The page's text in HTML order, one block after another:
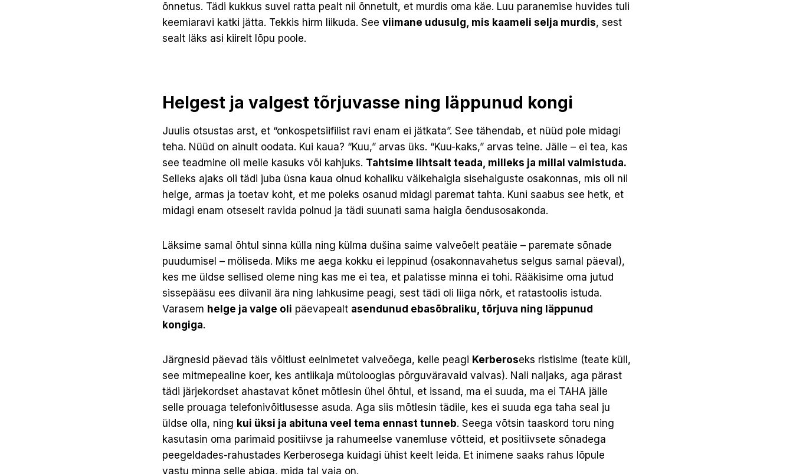
õnnetus. Tädi kukkus suvel ratta pealt nii õnnetult, et murdis oma käe. Luu paranemise huvides tuli
keemiaravi katki jätta. Tekkis hirm liikuda. See viimane udusulg, mis kaameli selja murdis, sest
sealt läks asi kiirelt lõpu poole.
Helgest ja valgest tõrjuvasse ning läppunud kongi
Juulis otsustas arst, et “onkospetsiifilist ravi enam ei jätkata”. See tähendab, et nüüd pole midagi
teha. Nüüd on ainult oodata. Kui kaua? “Kuu,” arvas üks. “Kuu-kaks,” arvas teine. Jälle – ei tea, kas
see teadmine oli meile kasuks või kahjuks. Tahtsime lihtsalt teada, milleks ja millal valmistuda.
Selleks ajaks oli tädi juba üsna kaua olnud kohaliku väikehaigla sisehaiguste osakonnas, mis oli nii
helge, armas ja toetav koht, et me poleks osanud midagi paremat tahta. Kuni saabus see hetk, et
midagi enam otseselt ravida polnud ja tädi suunati sama haigla õendusosakonda.
Läksime samal õhtul sinna külla ning külma dušina saime valveõelt peatäie – paremate sõnade
puudumisel – möliseda. Miks me aega kokku ei leppinud (osakonnavahetus selgus samal päeval),
kes me üldse sellised oleme ning kas me ei tea, et palatisse minna ei tohi. Rääkisime oma jutud
sissepääsu ees diivanil ära ning lahkusime peagi, sest tädi oli liiga nõrk, et ratastoolis istuda.
Varasem helge ja valge oli päevapealt asendunud ebasõbraliku, tõrjuva ning läppunud
kongiga.
Järgnesid päevad täis võitlust eelnimetet valveõega, kelle peagi Kerberoseks ristisime (teate küll,
see mitmepealine koer, kes antiikaja mütoloogias põrguväravaid valvas). Nali naljaks, aga pärast
tädi järjekordset ahastavat kõnet mõtlesin ühel õhtul, et issand, ma ei suuda, ma ei TAHA jälle
selle prouaga telefonivõitlusesse asuda. Aga siis mõtlesin tädile, kes ei suuda ega taha seal ju
üldse olla, ning kui üksi ja abituna veel tema ennast tunneb. Seega võtsin taaskord toru ning
kasutasin oma parimaid positiivse ja rahumeelse vanemluse võtteid, et positiivsete sõnadega
peegeldades-rahustades Kerberosega kuidagi ühist keelt leida. Et inimene saaks rahus lõpule
vastu minna selle abiga, mida tal vaja on.